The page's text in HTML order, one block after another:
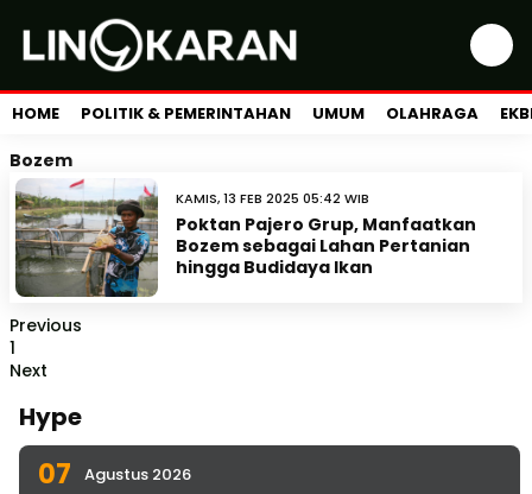
HOME POLITIK & PEMERINTAHAN UMUM OLAHRAGA
Bozem
KAMIS, 13 FEB 2025 05:42 WIB
Poktan Pajero Grup, Manfaatkan
Bozem sebagai Lahan Pertanian
hingga Budidaya Ikan
Previous
1
Next
Hype
07 Agustus 2026